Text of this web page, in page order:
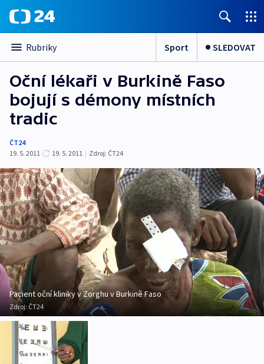
Rubriky Sport SLEDOVAT
Oční lékaři v Burkině Faso
bojují s démony místních
tradic
ČT24
19. 5. 2011
19. 5. 2011 | Zdroj: ČT24
Pacient oční kliniky v Zorghu v Burkině Faso
Zdroj: ČT24